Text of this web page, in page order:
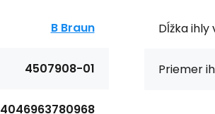
B Braun
4507908-01
4046963780968
Dĺžka ihly
Priemer